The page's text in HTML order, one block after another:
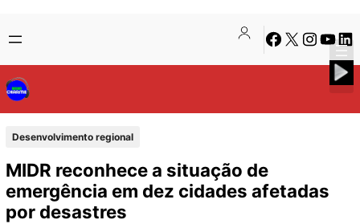
para
o
conteúdo
to
content
Facebook
X Instagram
Desenvolvimento regional
MIDR reconhece a situação de
emergência em dez cidades afetadas
por desastres